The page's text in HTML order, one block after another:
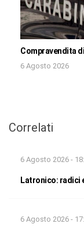
Compravendita
6 Agosto 2026
Correlati
6 Agosto 2026 -
Latronico: radici
6 Agosto 2026 -